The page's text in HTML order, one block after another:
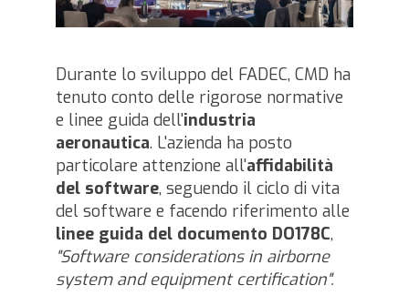
Durante lo sviluppo del FADEC, CMD ha
tenuto conto delle rigorose normative
e linee guida dell'industria
aeronautica. L'azienda ha posto
particolare attenzione all'affidabilità
del software, seguendo il ciclo di vita
del software e facendo riferimento alle
linee guida del documento DO178C,
"Software considerations in airborne
system and equipment certification".